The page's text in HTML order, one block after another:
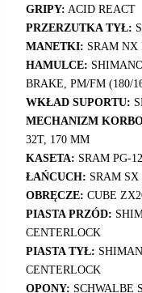
GRIPY: ACID REACT
PRZERZUTKA TYŁ:
MANETKI: SRAM
HAMULCE:
BRAKE, PM/FM (180/
WKŁAD SUPORTU:
MECHANIZM
32T, 170 MM
KASETA: SRAM PG-
ŁAŃCUCH: SRAM
OBRĘCZE: CUBE
PIASTA PRZÓD:
CENTERLOCK
PIASTA TYŁ:
CENTERLOCK
OPONY: SCHWALBE